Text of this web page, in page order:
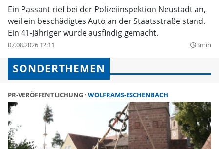
Ein Passant rief bei der Polizeiinspektion Neustadt an,
weil ein beschädigtes Auto an der Staatsstraße stand.
Ein 41-Jähriger wurde ausfindig gemacht.
07.08.2026 12:11 query_builder3min
SONDERTHEMEN
PR-VERÖFFENTLICHUNG WOLFRAMS-ESCHENBACH